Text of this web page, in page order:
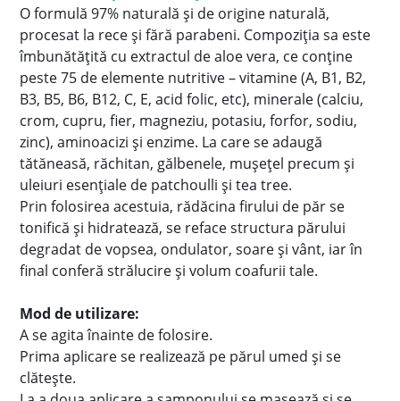
O formulă 97% naturală şi de origine naturală,
procesat la rece și fără parabeni. Compoziția sa este
îmbunătățită cu extractul de aloe vera, ce conține
peste 75 de elemente nutritive – vitamine (A, B1, B2,
B3, B5, B6, B12, C, E, acid folic, etc), minerale (calciu,
crom, cupru, fier, magneziu, potasiu, forfor, sodiu,
zinc), aminoacizi și enzime. La care se adaugă
tătăneasă, răchitan, gălbenele, mușețel precum și
uleiuri esențiale de patchoulli și tea tree.
Prin folosirea acestuia, rădăcina firului de păr se
tonifică și hidratează, se reface structura părului
degradat de vopsea, ondulator, soare și vânt, iar în
final conferă strălucire și volum coafurii tale.
Mod de utilizare:
A se agita înainte de folosire.
Prima aplicare se realizează pe părul umed și se
clătește.